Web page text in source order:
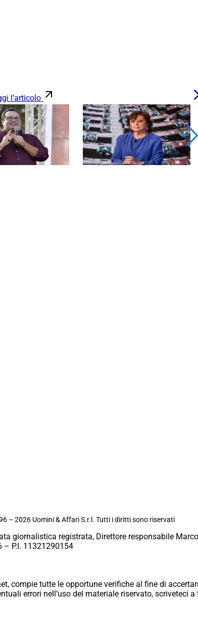
l’articolo
– 2026 Uomini & Affari S.r.l. Tutti i diritti sono riservati
giornalistica registrata, Direttore responsabile
– P.I. 11321290154
compie tutte le opportune verifiche al fine di
errori nell’uso del materiale riservato,